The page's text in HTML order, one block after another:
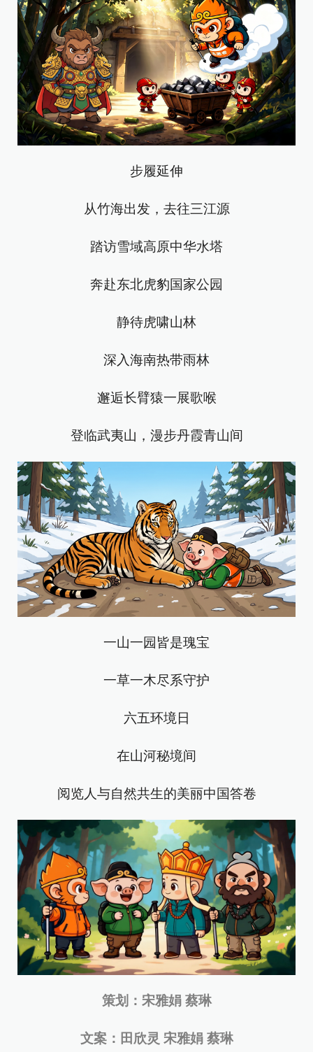
步履延伸
从竹海出发，去往三江源
踏访雪域高原中华水塔
奔赴东北虎豹国家公园
静待虎啸山林
深入海南热带雨林
邂逅长臂猿一展歌喉
登临武夷山，漫步丹霞青山间
一山一园皆是瑰宝
一草一木尽系守护
六五环境日
在山河秘境间
阅览人与自然共生的美丽中国答卷
策划：宋雅娟 蔡琳
文案：田欣灵 宋雅娟 蔡琳